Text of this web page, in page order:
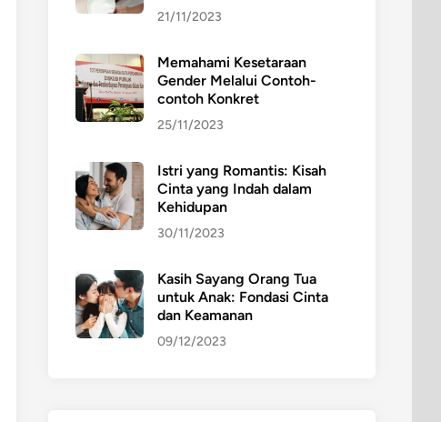
21/11/2023
Memahami Kesetaraan
Gender Melalui Contoh-
contoh Konkret
25/11/2023
Istri yang Romantis: Kisah
Cinta yang Indah dalam
Kehidupan
30/11/2023
Kasih Sayang Orang Tua
untuk Anak: Fondasi Cinta
dan Keamanan
09/12/2023